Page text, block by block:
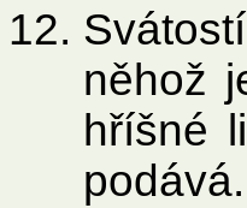
něhož
hříšné
podává.